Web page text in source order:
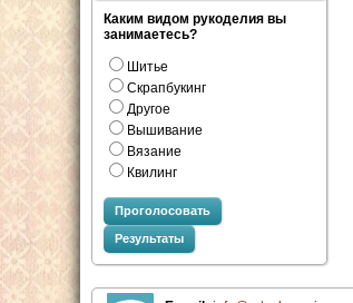
Каким видом рукоделия вы
занимаетесь?
Шитье
Скрапбукинг
Другое
Вышивание
Вязание
Квилинг
Проголосовать
Результаты